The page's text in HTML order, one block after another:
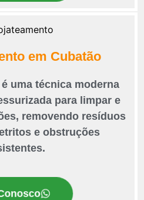
em Cubatão
uma técnica moderna
para limpar e
removendo resíduos
e obstruções